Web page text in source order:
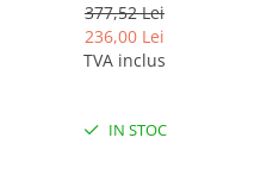
377,52 Lei
236,00 Lei
TVA inclus
IN STOC